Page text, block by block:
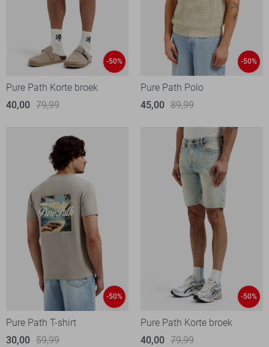
-50%
Pure Path Korte broek
40,00 79,99
-50%
Pure Path Polo
45,00 89,99
-50%
Pure Path T-shirt
30,00 59,99
-50%
Pure Path Korte broek
40,00 79,99